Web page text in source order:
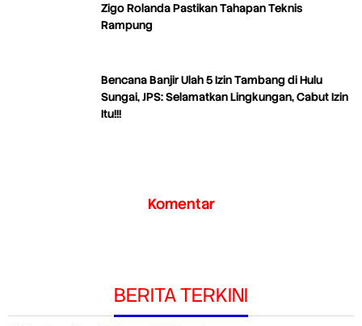
Zigo Rolanda Pastikan Tahapan Teknis
Rampung
Bencana Banjir Ulah 5 Izin Tambang di Hulu
Sungai, JPS: Selamatkan Lingkungan, Cabut Izin
Itu!!!
Komentar
BERITA TERKINI